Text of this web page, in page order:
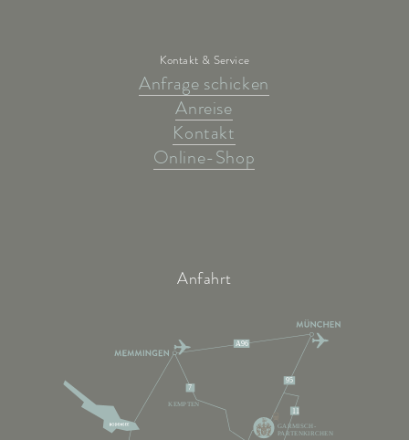
Kontakt & Service
Anfrage schicken
Anreise
Kontakt
Online-Shop
Anfahrt
A96
95
11
7
KEMPTEN
GARMISCH-
PARTENKIRCHEN